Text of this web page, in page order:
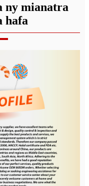
ny mianatra
hafa